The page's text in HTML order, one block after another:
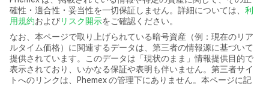
確性・適合性・妥当性を一切保証しません。詳細については、 利
用規約およびリスク開示をご確認ください。
なお、本ページで取り上げられている暗号資産（例：現在のリア
ルタイム価格）に関連するデータは、第三者の情報源に基づいて
提供されています。このデータは「現状のまま」情報提供目的で
表示されており、いかなる保証や表明も伴いません。第三者サイ
トへのリンクは、Phemex の管理下にありません。本ページに記